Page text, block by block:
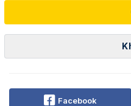
Facebook